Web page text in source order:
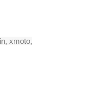
xmoto,